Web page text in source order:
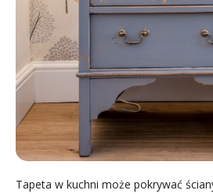
Tapeta w kuchni może pokrywać